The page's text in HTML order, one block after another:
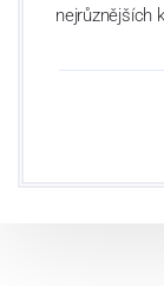
nejrůznějších